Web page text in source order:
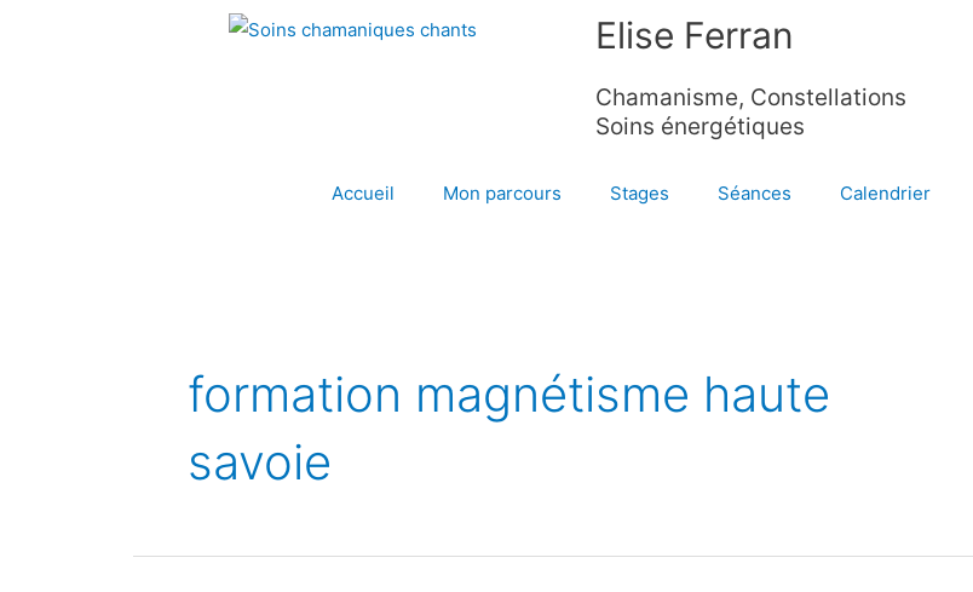
Elise Ferran
Chamanisme, Constellations
Soins énergétiques
Accueil Mon parcours Stages Séances Calendrier
formation magnétisme haute
savoie